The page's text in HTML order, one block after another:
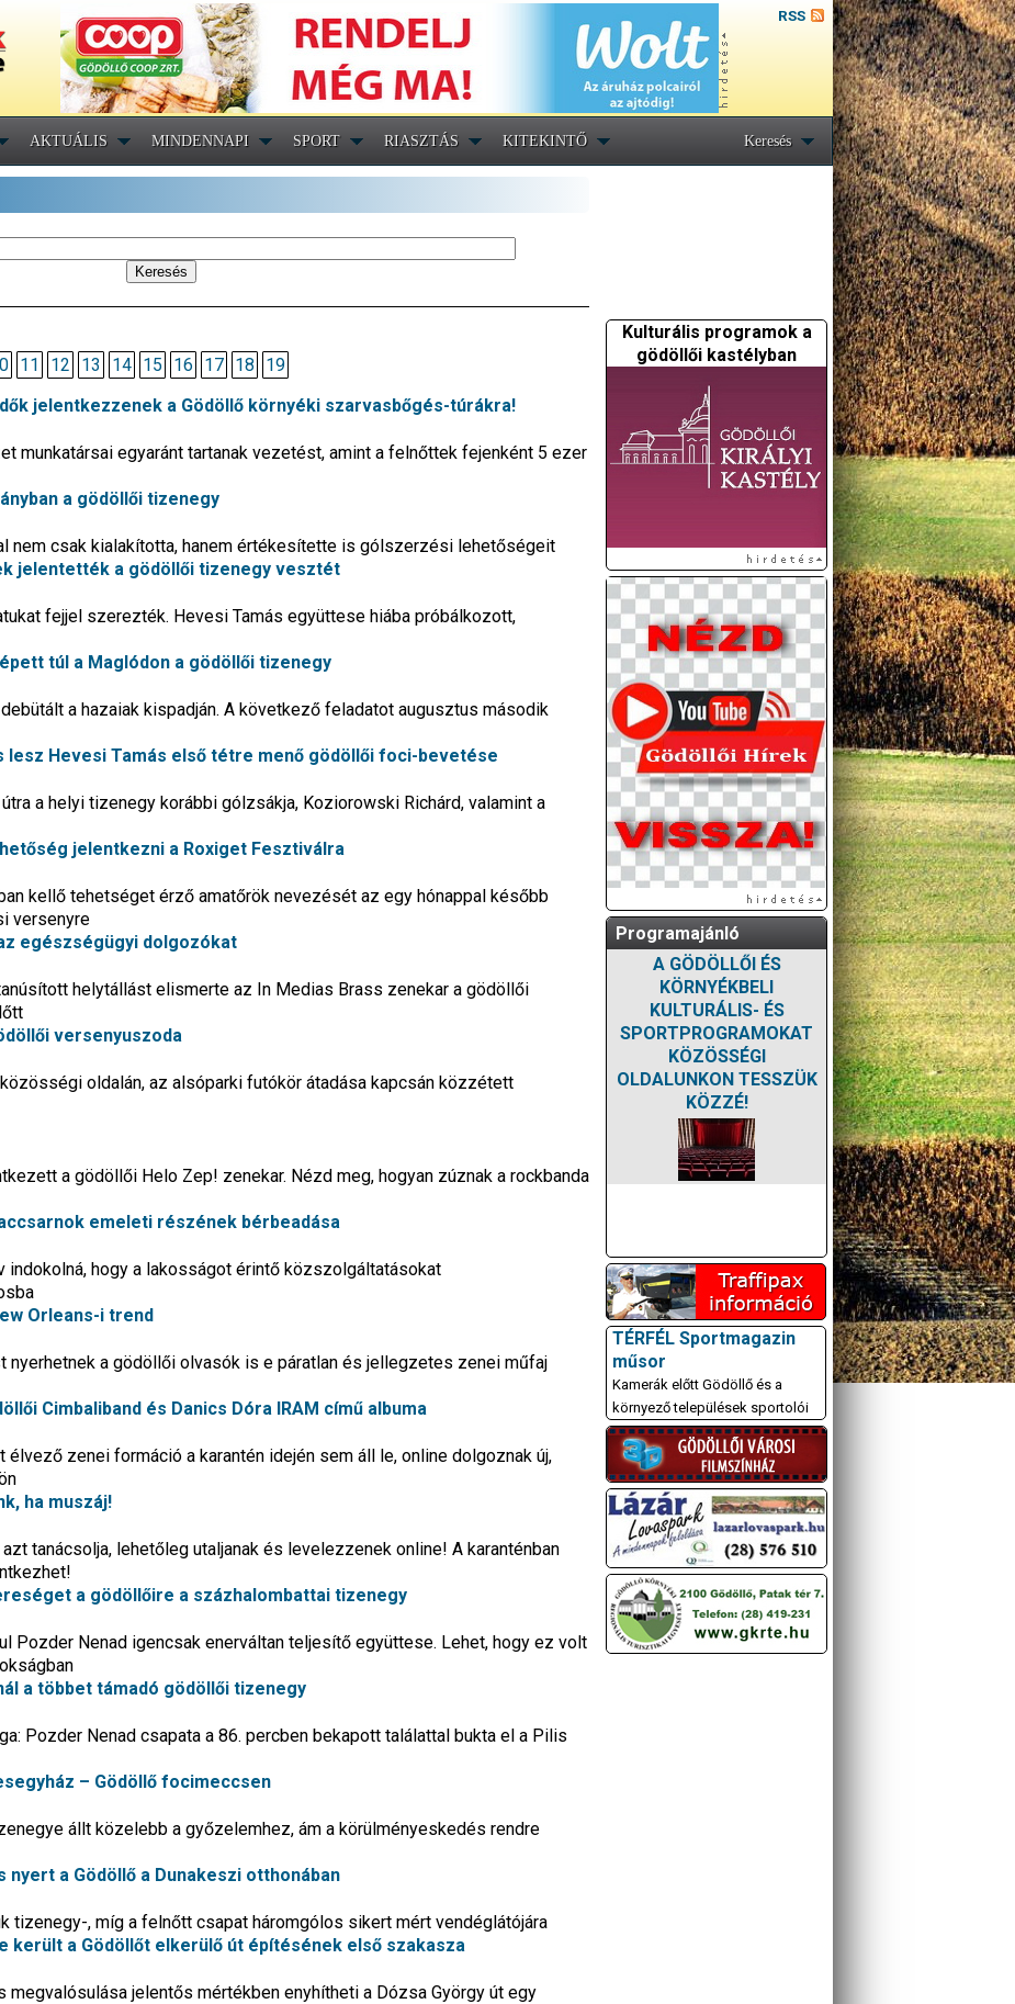
RSS
AKTUÁLIS MINDENNAPI SPORT RIASZTÁS KITEKINTŐ Keresés
11 12 13 14 15 16 17 18
19
jelentkezzenek a Gödöllő környéki szarvasbőgés-túrákra!
munkatársai egyaránt tartanak vezetést, amint a felnőttek fejenként 5 ezer
a gödöllői tizenegy
nem csak kialakította, hanem értékesítette is gólszerzési lehetőségeit
jelentették a gödöllői tizenegy vesztét
fejjel szerezték. Hevesi Tamás együttese hiába próbálkozott,
túl a Maglódon a gödöllői tizenegy
a hazaiak kispadján. A következő feladatot augusztus második
lesz Hevesi Tamás első tétre menő gödöllői foci-bevetése
a helyi tizenegy korábbi gólzsákja, Koziorowski Richárd, valamint a
jelentkezni a Roxiget Fesztiválra
kellő tehetséget érző amatőrök nevezését az egy hónappal később
versenyre
egészségügyi dolgozókat
helytállást elismerte az In Medias Brass zenekar a gödöllői
versenyuszoda
oldalán, az alsóparki futókör átadása kapcsán közzétett
a gödöllői Helo Zep! zenekar. Nézd meg, hogyan zúznak a rockbanda
emeleti részének bérbeadása
indokolná, hogy a lakosságot érintő közszolgáltatásokat
Orleans-i trend
nyerhetnek a gödöllői olvasók is e páratlan és jellegzetes zenei műfaj
Cimbaliband és Danics Dóra IRAM című albuma
élvező zenei formáció a karantén idején sem áll le, online dolgoznak új,
ha muszáj!
tanácsolja, lehetőleg utaljanak és levelezzenek online! A karanténban
a gödöllőire a százhalombattai tizenegy
Pozder Nenad igencsak enerváltan teljesítő együttese. Lehet, hogy ez volt
a többet támadó gödöllői tizenegy
Pozder Nenad csapata a 86. percben bekapott találattal bukta el a Pilis
– Gödöllő focimeccsen
állt közelebb a győzelemhez, ám a körülményeskedés rendre
nyert a Gödöllő a Dunakeszi otthonában
tizenegy-, míg a felnőtt csapat háromgólos sikert mért vendéglátójára
került a Gödöllőt elkerülő út építésének első szakasza
megvalósulása jelentős mértékben enyhítheti a Dózsa György út egy
Kulturális programok a
gödöllői kastélyban
Programajánló
A GÖDÖLLŐI ÉS
KÖRNYÉKBELI
KULTURÁLIS- ÉS
SPORTPROGRAMOKAT
KÖZÖSSÉGI
OLDALUNKON TESSZÜK
KÖZZÉ!
TÉRFÉL Sportmagazin
műsor
Kamerák előtt Gödöllő és a
környező települések sportolói